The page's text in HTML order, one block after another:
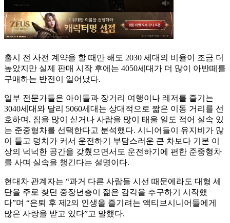
출시 전 사전 계약을 할 때만 해도 2030 세대의 비율이 조금 더
높았지만 실제 판매 시작 후에는 4050세대가 더 많이 아반떼를
구매하는 반전이 일어났다.
일부 전문가들은 아이들과 장거리 여행이나 레저를 즐기는
3040세대와 달리 5060세대는 상대적으로 짧은 이동 거리를 선
호하며, 짐을 많이 싣거나 사람을 많이 태울 일도 적어 실속 있
는 준중형차를 선택한다고 분석했다. 시니어들이 유지비가 많
이 들고 덩치가 커서 운전하기 부담스러운 큰 차보다 기본 이
상의 넉넉한 공간을 갖췄으면서도 운전하기에 편한 준중형차
를 사며 실속을 챙긴다는 설명이다.
현대차 관계자는 “과거 다른 사람들 시선 때문에라도 대형 세
단을 주로 찾던 중장년층이 젊은 감각을 추구하기 시작했
다”며 “은퇴 후 제2의 인생을 즐기려는 액티브시니어들에게
많은 사랑을 받고 있다”고 말했다.